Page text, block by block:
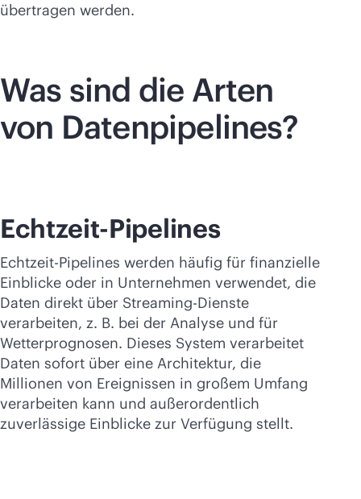
übertragen werden.
Was sind die Arten
von Datenpipelines?
Echtzeit-Pipelines
Echtzeit-Pipelines werden häufig für finanzielle
Einblicke oder in Unternehmen verwendet, die
Daten direkt über Streaming-Dienste
verarbeiten, z. B. bei der Analyse und für
Wetterprognosen. Dieses System verarbeitet
Daten sofort über eine Architektur, die
Millionen von Ereignissen in großem Umfang
verarbeiten kann und außerordentlich
zuverlässige Einblicke zur Verfügung stellt.